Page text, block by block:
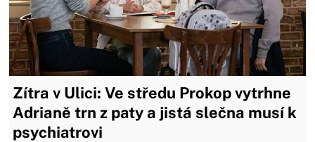
Zítra v Ulici: Ve středu Prokop vytrhne
Adrianě trn z paty a jistá slečna musí k
psychiatrovi